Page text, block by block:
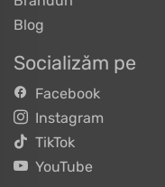
Blog
Socializăm pe
Facebook
Instagram
TikTok
YouTube